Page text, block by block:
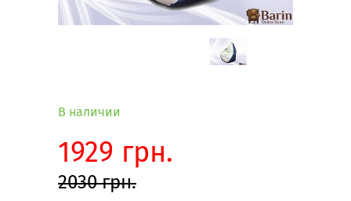
В наличии
1929 грн.
2030 грн.